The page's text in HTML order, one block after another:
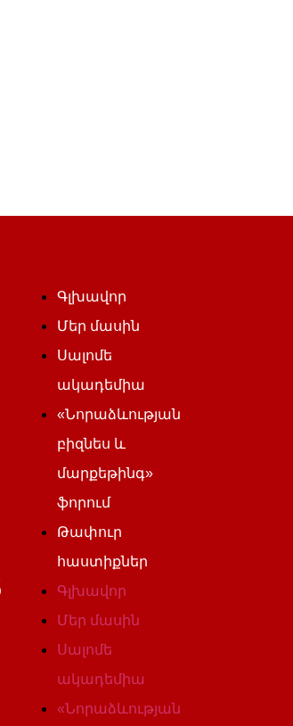
Գլխավոր
Մեր մասին
Սալոմե
ակադեմիա
«Նորաձևության
բիզնես և
մարքեթինգ»
ֆորում
Թափուր
հաստիքներ
Գլխավոր
Մեր մասին
Սալոմե
ակադեմիա
«Նորաձևության